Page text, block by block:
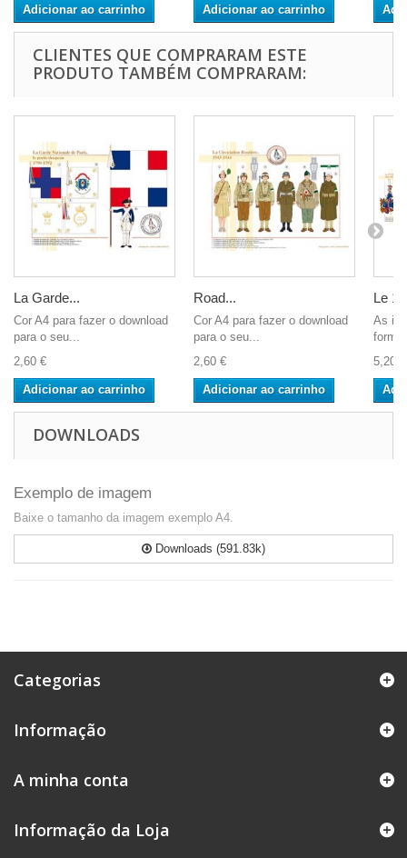
Adicionar ao carrinho Adicionar ao carrinho
CLIENTES QUE COMPRARAM ESTE
PRODUTO TAMBÉM COMPRARAM:
La Garde...
Cor A4 para fazer o download
para o seu...
2,60 €
Adicionar ao carrinho
Road...
Cor A4 para fazer o download
para o seu...
2,60 €
Adicionar ao carrinho
Le
As
5,20 €
DOWNLOADS
Exemplo de imagem
Baixe o tamanho da imagem exemplo A4.
Downloads (591.83k)
Categorias
Informação
A minha conta
Informação da Loja